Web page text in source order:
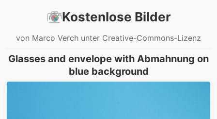
Kostenlose Bilder
von Marco Verch unter Creative-Commons-Lizenz
Glasses and envelope with Abmahnung on
blue background